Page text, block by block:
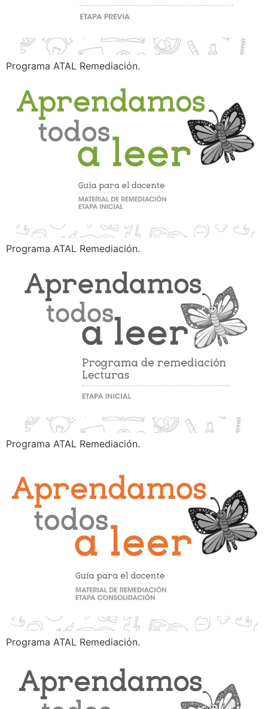
Programa ATAL Remediación.
Programa ATAL Remediación.
Programa ATAL Remediación.
Programa ATAL Remediación.